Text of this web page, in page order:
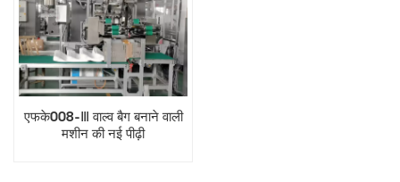
एफके008-Ⅲ वाल्व बैग बनाने वाली
मशीन की नई पीढ़ी